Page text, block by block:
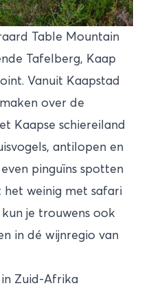
Table Mountain
Tafelberg, Kaap
Vanuit Kaapstad
over de
Kaapse schiereiland
antilopen en
pinguïns spotten
het weinig met safari
je trouwens ook
in dé wijnregio van
Zuid-Afrika